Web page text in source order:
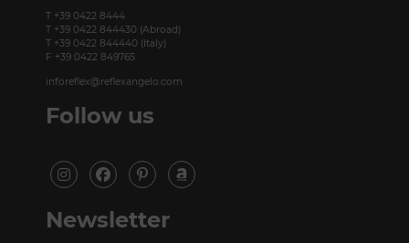
T +39 0422 8444
T +39 0422 844430 (Abroad)
T +39 0422 844440 (Italy)
F +39 0422 849765
inforeflex@reflexangelo.com
Follow us
Newsletter